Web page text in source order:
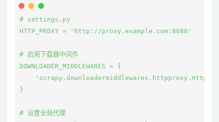
# settings.py
HTTP_PROXY = 'http://proxy.example.com:8080'
# 启用下载器中间件
DOWNLOADER_MIDDLEWARES = {
}
# 设置全局代理